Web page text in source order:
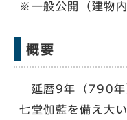
※一般公開（建物
概要
延暦9年（790年
七堂伽藍を備え大